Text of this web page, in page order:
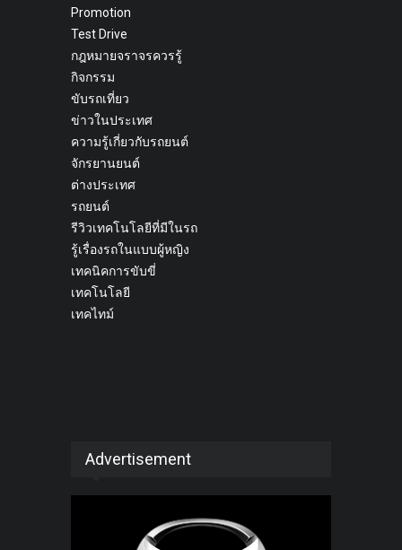
Promotion
Test Drive
กฎหมายจราจรควรรู้
กิจกรรม
ขับรถเที่ยว
ข่าวในประเทศ
ความรู้เกี่ยวกับรถยนต์
จักรยานยนต์
ต่างประเทศ
รถยนต์
รีวิวเทคโนโลยีที่มีในรถ
รู้เรื่องรถในแบบผู้หญิง
เทคนิคการขับขี่
เทคโนโลยี
เทคไทม์
Advertisement